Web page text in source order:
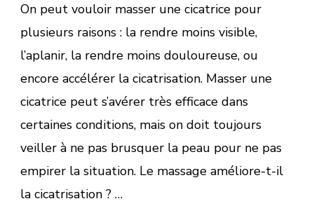
comment
On peut vouloir masser une cicatrice pour
plusieurs raisons : la rendre moins visible,
l’aplanir, la rendre moins douloureuse, ou
encore accélérer la cicatrisation. Masser une
cicatrice peut s’avérer très efficace dans
certaines conditions, mais on doit toujours
veiller à ne pas brusquer la peau pour ne pas
empirer la situation. Le massage améliore-t-il
la cicatrisation ? …